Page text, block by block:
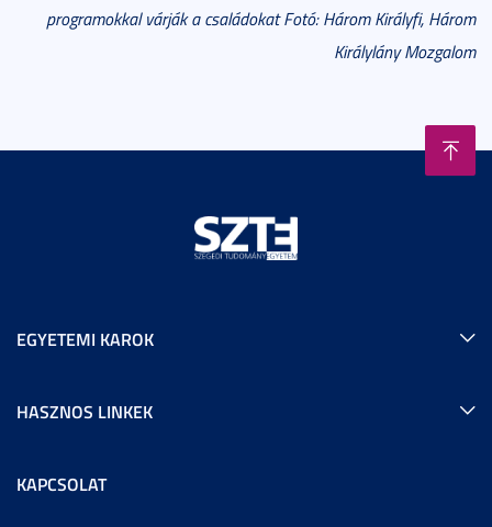
programokkal várják a családokat Fotó: Három Királyfi, Három
Királylány Mozgalom
EGYETEMI KAROK
HASZNOS LINKEK
KAPCSOLAT